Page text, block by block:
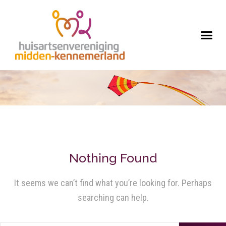
Nothing Found
It seems we can’t find what you’re looking for. Perhaps
searching can help.